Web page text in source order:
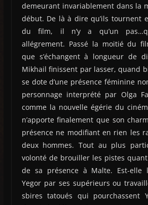
demeurant invariablement dans la
début. De là à dire qu’ils tournent
du film, il n’y a qu’un
allégrement. Passé la moitié du
que s’échangent à longueur de
Mikhail finissent par lasser, quand
se dote d’une présence féminine
personnage interprété par Olga
comme la nouvelle égérie du
n’apporte finalement que son
présence ne modifiant en rien les
deux hommes. Tout au plus
volonté de brouiller les pistes
de sa présence à Malte. Est-elle
Yegor par ses supérieurs ou
sbires tatoués qui pourchassent